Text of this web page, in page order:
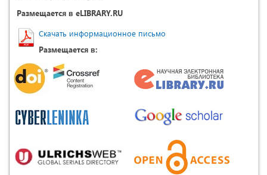
Размещается в eLIBRARY.RU
Скачать информационное письмо
Размещается в: